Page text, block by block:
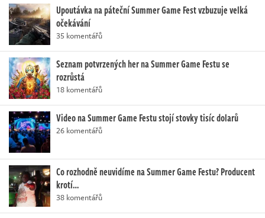
Upoutávka na páteční Summer Game Fest vzbuzuje velká
očekávání
35 komentářů
Seznam potvrzených her na Summer Game Festu se
rozrůstá
18 komentářů
Video na Summer Game Festu stojí stovky tisíc dolarů
26 komentářů
Co rozhodně neuvidíme na Summer Game Festu? Producent
krotí…
38 komentářů